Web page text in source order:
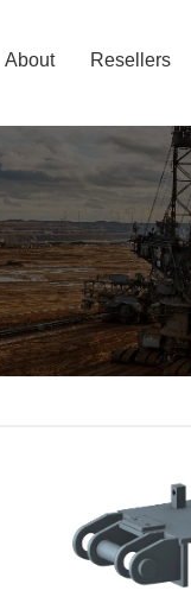
About Resellers